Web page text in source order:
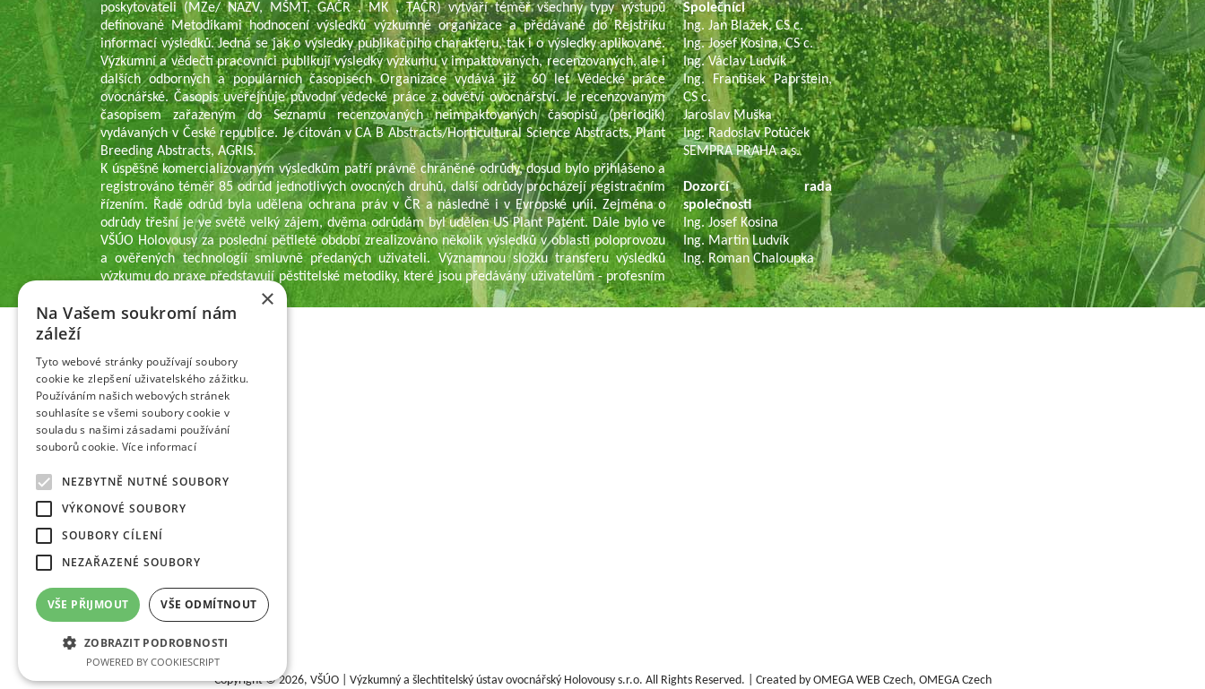
poskytovateli (MZe/ NAZV, MŠMT, GAČR , MK , TAČR) vytváří téměř všechny typy výstupů
definované Metodikami hodnocení výsledků výzkumné organizace a předávané do Rejstříku
informací výsledků. Jedná se jak o výsledky publikačního charakteru, tak i o výsledky aplikované.
Výzkumní a vědečtí pracovníci publikují výsledky výzkumu v impaktovaných, recenzovaných, ale i
dalších odborných a populárních časopisech Organizace vydává již 60 let Vědecké práce
ovocnářské. Časopis uveřejňuje původní vědecké práce z odvětví ovocnářství. Je recenzovaným
časopisem zařazeným do Seznamu recenzovaných neimpaktovaných časopisů (periodik)
vydávaných v České republice. Je citován v CA B Abstracts/Horticultural Science Abstracts, Plant
Breeding Abstracts, AGRIS.
K úspěšně komercializovaným výsledkům patří právně chráněné odrůdy, dosud bylo přihlášeno a
registrováno téměř 85 odrůd jednotlivých ovocných druhů, další odrůdy procházejí registračním
řízením. Řadě odrůd byla udělena ochrana práv v ČR a následně i v Evropské unii. Zejména o
odrůdy třešní je ve světě velký zájem, dvěma odrůdám byl udělen US Plant Patent. Dále bylo ve
VŠÚO Holovousy za poslední pětileté období zrealizováno několik výsledků v oblasti poloprovozu
a ověřených technologií smluvně předaných uživateli. Významnou složku transferu výsledků
výzkumu do praxe představují pěstitelské metodiky, které jsou předávány uživatelům - profesním
Společníci
Ing. Jan Blažek, CS c.
Ing. Josef Kosina, CS c.
Ing. Václav Ludvík
Ing. František Paprštein,
CS c.
Jaroslav Muška
Ing. Radoslav Potůček
SEMPRA PRAHA a.s.
Dozorčí rada
společnosti
Ing. Josef Kosina
Ing. Martin Ludvík
Ing. Roman Chaloupka
Copyright © 2026, VŠÚO | Výzkumný a šlechtitelský ústav ovocnářský Holovousy s.r.o. All Rights Reserved. | Created by OMEGA WEB Czech, OMEGA Czech
×
Na Vašem soukromí nám
záleží
Tyto webové stránky používají soubory
cookie ke zlepšení uživatelského zážitku.
Používáním našich webových stránek
souhlasíte se všemi soubory cookie v
souladu s našimi zásadami používání
souborů cookie. Více informací
NEZBYTNĚ NUTNÉ SOUBORY
VÝKONOVÉ SOUBORY
SOUBORY CÍLENÍ
NEZAŘAZENÉ SOUBORY
VŠE PŘIJMOUT VŠE ODMÍTNOUT
ZOBRAZIT PODROBNOSTI
POWERED BY COOKIESCRIPT